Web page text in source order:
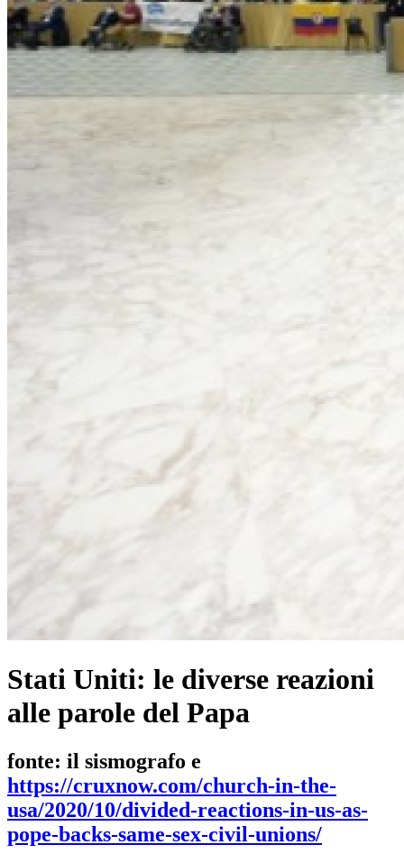
Stati Uniti: le diverse reazioni
alle parole del Papa
fonte: il sismografo e
https://cruxnow.com/church-in-the-
usa/2020/10/divided-reactions-in-us-as-
pope-backs-same-sex-civil-unions/